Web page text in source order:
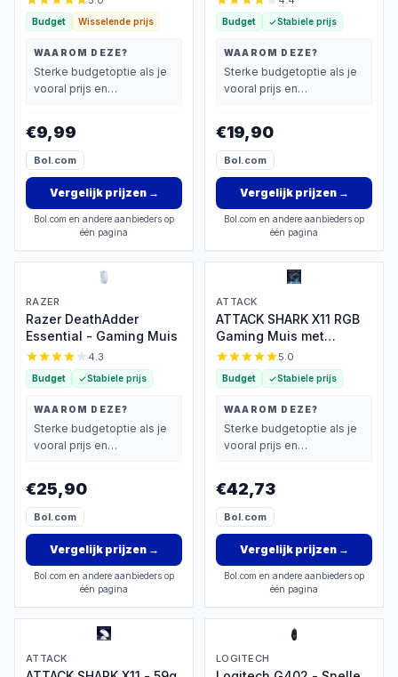
Budget Wisselende prijs
WAAROM DEZE?
Sterke budgetoptie als je
vooral prijs en
€9,99
Bol.com
Vergelijk prijzen→
Bol.com en andere aanbieders op
één pagina
Budget Stabiele prijs
WAAROM DEZE?
Sterke budgetoptie als je
vooral prijs en
€19,90
Bol.com
Vergelijk prijzen→
Bol.com en andere aanbieders op
één pagina
RAZER
Razer DeathAdder
Essential - Gaming Muis
4.3
Budget Stabiele prijs
WAAROM DEZE?
Sterke budgetoptie als je
vooral prijs en
€25,90
Bol.com
Vergelijk prijzen→
Bol.com en andere aanbieders op
één pagina
ATTACK
ATTACK SHARK X11 RGB
Gaming Muis met
Magnetisch Oplaaddock
5.0
Budget Stabiele prijs
WAAROM DEZE?
Sterke budgetoptie als je
vooral prijs en
€42,73
Bol.com
Vergelijk prijzen→
Bol.com en andere aanbieders op
één pagina
ATTACK LOGITECH